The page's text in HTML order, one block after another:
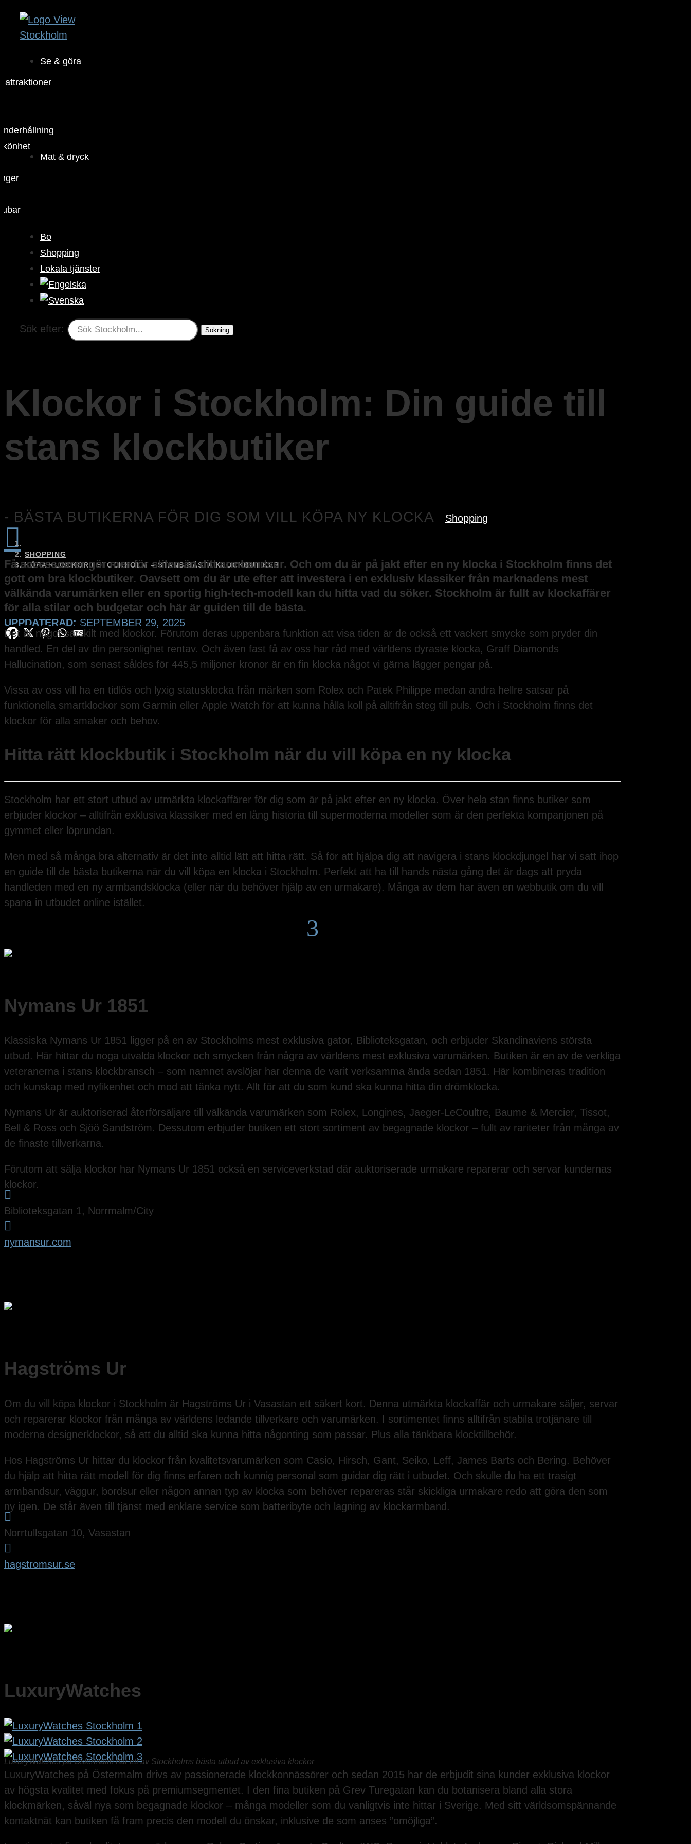
Se & göra
attraktioner
Mat & dryck
Bo
Shopping
Lokala tjänster
Sök efter:
Klockor i Stockholm: Din guide till
stans klockbutiker
- BÄSTA BUTIKERNA FÖR DIG SOM VILL KÖPA NY KLOCKA Shopping

SHOPPING
KÖPA KLOCKOR I STOCKHOLM – STANS BÄSTA KLOCKBUTIKER
Få accessoarer gör mer för stilen än ditt armbandsur. Och om du är på jakt efter en ny klocka i Stockholm finns det
gott om bra klockbutiker. Oavsett om du är ute efter att investera i en exklusiv klassiker från marknadens mest
välkända varumärken eller en sportig high-tech-modell kan du hitta vad du söker. Stockholm är fullt av klockaffärer
för alla stilar och budgetar och här är guiden till de bästa.
UPPDATERAD: SEPTEMBER 29, 2025
Det är något särskilt med klockor. Förutom deras uppenbara funktion att visa tiden är de också ett vackert smycke som pryder din
handled. En del av din personlighet rentav. Och även fast få av oss har råd med världens dyraste klocka, Graff Diamonds
Hallucination, som senast såldes för 445,5 miljoner kronor är en fin klocka något vi gärna lägger pengar på.
Vissa av oss vill ha en tidlös och lyxig statusklocka från märken som Rolex och Patek Philippe medan andra hellre satsar på
funktionella smartklockor som Garmin eller Apple Watch för att kunna hålla koll på alltifrån steg till puls. Och i Stockholm finns det
klockor för alla smaker och behov.
Hitta rätt klockbutik i Stockholm när du vill köpa en ny klocka
Stockholm har ett stort utbud av utmärkta klockaffärer för dig som är på jakt efter en ny klocka. Över hela stan finns butiker som
erbjuder klockor – alltifrån exklusiva klassiker med en lång historia till supermoderna modeller som är den perfekta kompanjonen på
gymmet eller löprundan.
Men med så många bra alternativ är det inte alltid lätt att hitta rätt. Så för att hjälpa dig att navigera i stans klockdjungel har vi satt ihop
en guide till de bästa butikerna när du vill köpa en klocka i Stockholm. Perfekt att ha till hands nästa gång det är dags att pryda
handleden med en ny armbandsklocka (eller när du behöver hjälp av en urmakare). Många av dem har även en webbutik om du vill
spana in utbudet online istället.
3
Nymans Ur 1851
Klassiska Nymans Ur 1851 ligger på en av Stockholms mest exklusiva gator, Biblioteksgatan, och erbjuder Skandinaviens största
utbud. Här hittar du noga utvalda klockor och smycken från några av världens mest exklusiva varumärken. Butiken är en av de verkliga
veteranerna i stans klockbransch – som namnet avslöjar har denna de varit verksamma ända sedan 1851. Här kombineras tradition
och kunskap med nyfikenhet och mod att tänka nytt. Allt för att du som kund ska kunna hitta din drömklocka.
Nymans Ur är auktoriserad återförsäljare till välkända varumärken som Rolex, Longines, Jaeger-LeCoultre, Baume & Mercier, Tissot,
Bell & Ross och Sjöö Sandström. Dessutom erbjuder butiken ett stort sortiment av begagnade klockor – fullt av rariteter från många av
de finaste tillverkarna.
Förutom att sälja klockor har Nymans Ur 1851 också en serviceverkstad där auktoriserade urmakare reparerar och servar kundernas
klockor.

Biblioteksgatan 1, Norrmalm/City

nymansur.com
Hagströms Ur
Om du vill köpa klockor i Stockholm är Hagströms Ur i Vasastan ett säkert kort. Denna utmärkta klockaffär och urmakare säljer, servar
och reparerar klockor från många av världens ledande tillverkare och varumärken. I sortimentet finns alltifrån stabila trotjänare till
moderna designerklockor, så att du alltid ska kunna hitta någonting som passar. Plus alla tänkbara klocktillbehör.
Hos Hagströms Ur hittar du klockor från kvalitetsvarumärken som Casio, Hirsch, Gant, Seiko, Leff, James Barts och Bering. Behöver
du hjälp att hitta rätt modell för dig finns erfaren och kunnig personal som guidar dig rätt i utbudet. Och skulle du ha ett trasigt
armbandsur, väggur, bordsur eller någon annan typ av klocka som behöver repareras står skickliga urmakare redo att göra den som
ny igen. De står även till tjänst med enklare service som batteribyte och lagning av klockarmband.

Norrtullsgatan 10, Vasastan

hagstromsur.se
LuxuryWatches
LuxuryWatches på Östermalm har ett av Stockholms bästa utbud av exklusiva klockor
LuxuryWatches på Östermalm drivs av passionerade klockkonnässörer och sedan 2015 har de erbjudit sina kunder exklusiva klockor
av högsta kvalitet med fokus på premiumsegmentet. I den fina butiken på Grev Turegatan kan du botanisera bland alla stora
klockmärken, såväl nya som begagnade klockor – många modeller som du vanligtvis inte hittar i Sverige. Med sitt världsomspännande
kontaktnät kan butiken få fram precis den modell du önskar, inklusive de som anses ”omöjliga”.